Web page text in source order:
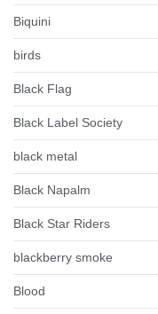
Biquini
birds
Black Flag
Black Label Society
black metal
Black Napalm
Black Star Riders
blackberry smoke
Blood